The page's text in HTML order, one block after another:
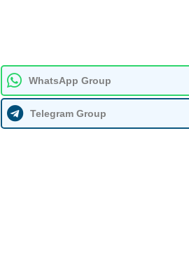
WhatsApp Group
Telegram Group